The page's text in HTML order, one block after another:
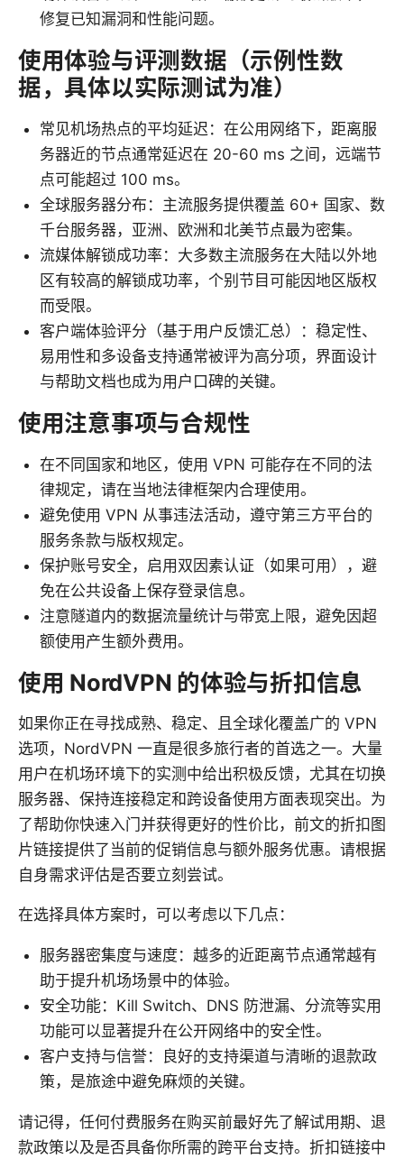
修复已知漏洞和性能问题。
使用体验与评测数据（示例性数
据，具体以实际测试为准）
常见机场热点的平均延迟：在公用网络下，距离服
务器近的节点通常延迟在 20-60 ms 之间，远端节
点可能超过 100 ms。
全球服务器分布：主流服务提供覆盖 60+ 国家、数
千台服务器，亚洲、欧洲和北美节点最为密集。
流媒体解锁成功率：大多数主流服务在大陆以外地
区有较高的解锁成功率，个别节目可能因地区版权
而受限。
客户端体验评分（基于用户反馈汇总）：稳定性、
易用性和多设备支持通常被评为高分项，界面设计
与帮助文档也成为用户口碑的关键。
使用注意事项与合规性
在不同国家和地区，使用 VPN 可能存在不同的法
律规定，请在当地法律框架内合理使用。
避免使用 VPN 从事违法活动，遵守第三方平台的
服务条款与版权规定。
保护账号安全，启用双因素认证（如果可用），避
免在公共设备上保存登录信息。
注意隧道内的数据流量统计与带宽上限，避免因超
额使用产生额外费用。
使用 NordVPN 的体验与折扣信息
如果你正在寻找成熟、稳定、且全球化覆盖广的 VPN
选项，NordVPN 一直是很多旅行者的首选之一。大量
用户在机场环境下的实测中给出积极反馈，尤其在切换
服务器、保持连接稳定和跨设备使用方面表现突出。为
了帮助你快速入门并获得更好的性价比，前文的折扣图
片链接提供了当前的促销信息与额外服务优惠。请根据
自身需求评估是否要立刻尝试。
在选择具体方案时，可以考虑以下几点：
服务器密集度与速度：越多的近距离节点通常越有
助于提升机场场景中的体验。
安全功能：Kill Switch、DNS 防泄漏、分流等实用
功能可以显著提升在公开网络中的安全性。
客户支持与信誉：良好的支持渠道与清晰的退款政
策，是旅途中避免麻烦的关键。
请记得，任何付费服务在购买前最好先了解试用期、退
款政策以及是否具备你所需的跨平台支持。折扣链接中